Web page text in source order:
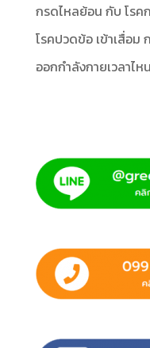
กรดไหลย้อน กับ โรค
โรคปวดข้อ เข้าเสื่อม
ออกกำลังกายเวลาไ